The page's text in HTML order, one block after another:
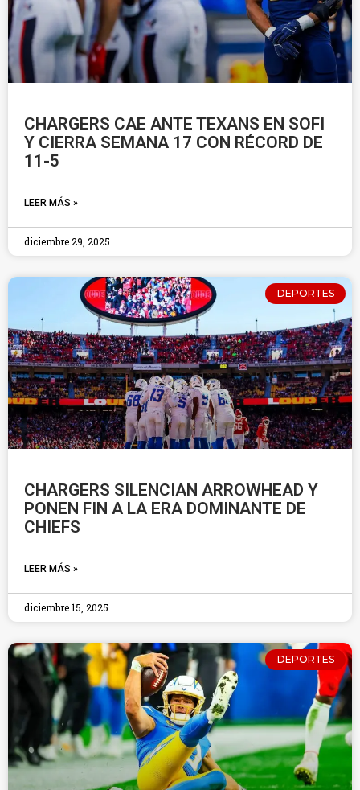
CHARGERS CAE ANTE TEXANS EN SOFI
Y CIERRA SEMANA 17 CON RÉCORD DE
11-5
LEER MÁS »
diciembre 29, 2025
DEPORTES
CHARGERS SILENCIAN ARROWHEAD Y
PONEN FIN A LA ERA DOMINANTE DE
CHIEFS
LEER MÁS »
diciembre 15, 2025
DEPORTES